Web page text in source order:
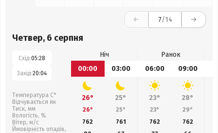
7/14
Четвер, 6 серпня
Схід:05:28
Захід:20:04
Температура С°
Відчувається як
Тиск, мм
Вологість, %
Вітер, м/с
Ймовірність опадів,
Ніч
Ранок
00:00
03:00 06:00 09:00
26° 25° 23° 28°
26° 25° 23° 29°
762
761 762 762